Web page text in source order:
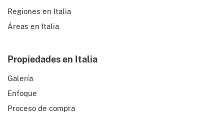
Regiones en Italia
Áreas en Italia
Propiedades en Italia
Galería
Enfoque
Proceso de compra